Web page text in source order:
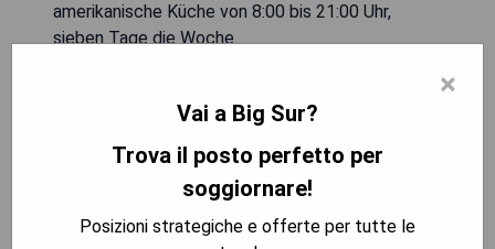
amerikanische Küche von 8:00 bis 21:00 Uhr,
sieben Tage die Woche.
- On-site Restaurant und Bar mit American Cuisine
- Saisonaler Außenpool zum Entspannen
- Kostenfreies WLAN in allen Zimmern
- Nähe zu Wandermöglichkeiten im Andrew Molera
State Park
×
Vai a Big Sur?
Trova il posto perfetto per
soggiornare!
Posizioni strategiche e offerte per tutte le